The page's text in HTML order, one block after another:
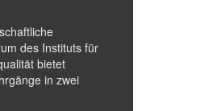
des Instituts für
bietet
in zwei